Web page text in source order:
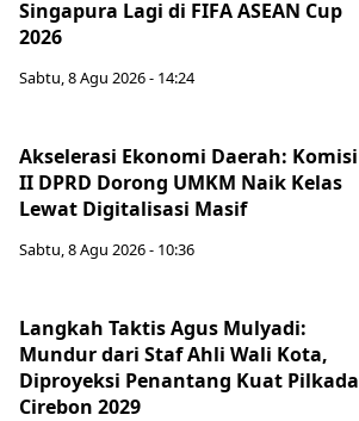
Singapura Lagi di FIFA ASEAN Cup
2026
Sabtu, 8 Agu 2026 - 14:24
Akselerasi Ekonomi Daerah: Komisi
II DPRD Dorong UMKM Naik Kelas
Lewat Digitalisasi Masif
Sabtu, 8 Agu 2026 - 10:36
Langkah Taktis Agus Mulyadi:
Mundur dari Staf Ahli Wali Kota,
Diproyeksi Penantang Kuat Pilkada
Cirebon 2029